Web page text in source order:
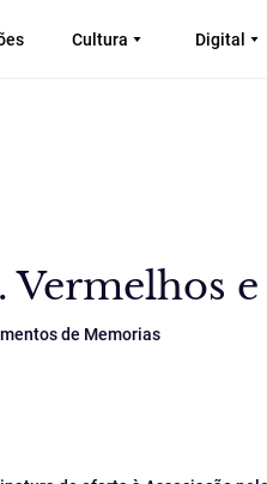
Cultura Digital
e
de Memorias